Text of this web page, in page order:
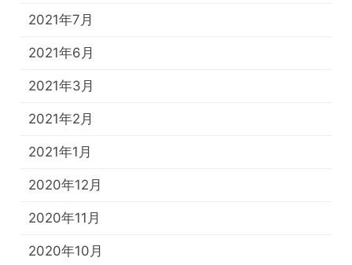
2021年7月
2021年6月
2021年3月
2021年2月
2021年1月
2020年12月
2020年11月
2020年10月